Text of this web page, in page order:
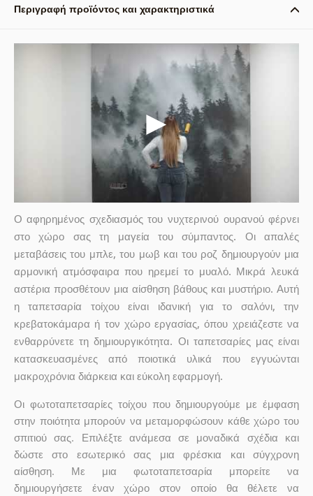
Περιγραφή προϊόντος και χαρακτηριστικά
Ο αφηρημένος σχεδιασμός του νυχτερινού ουρανού φέρνει
στο χώρο σας τη μαγεία του σύμπαντος. Οι απαλές
μεταβάσεις του μπλε, του μωβ και του ροζ δημιουργούν μια
αρμονική ατμόσφαιρα που ηρεμεί το μυαλό. Μικρά λευκά
αστέρια προσθέτουν μια αίσθηση βάθους και μυστήριο. Αυτή
η ταπετσαρία τοίχου είναι ιδανική για το σαλόνι, την
κρεβατοκάμαρα ή τον χώρο εργασίας, όπου χρειάζεστε να
ενθαρρύνετε τη δημιουργικότητα. Οι ταπετσαρίες μας είναι
κατασκευασμένες από ποιοτικά υλικά που εγγυώνται
μακροχρόνια διάρκεια και εύκολη εφαρμογή.
Οι φωτοταπετσαρίες τοίχου που δημιουργούμε με έμφαση
στην ποιότητα μπορούν να μεταμορφώσουν κάθε χώρο του
σπιτιού σας. Επιλέξτε ανάμεσα σε μοναδικά σχέδια και
δώστε στο εσωτερικό σας μια φρέσκια και σύγχρονη
αίσθηση. Με μια φωτοταπετσαρία μπορείτε να
δημιουργήσετε έναν χώρο στον οποίο θα θέλετε να